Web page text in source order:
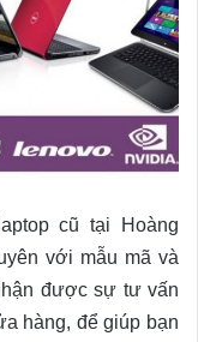
cũ tại Hoàng
với mẫu mã và
được sự tư vấn
hàng, để giúp bạn